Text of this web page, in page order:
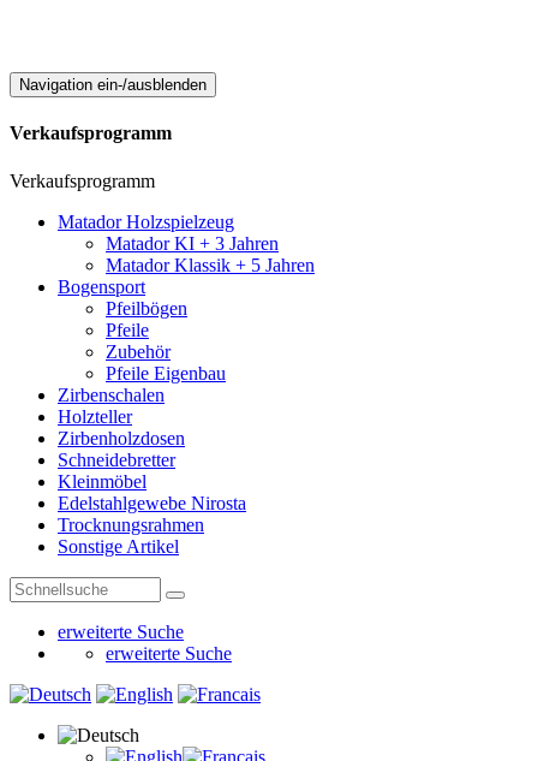
Navigation ein-/ausblenden
Verkaufsprogramm
Verkaufsprogramm
Matador Holzspielzeug
Matador KI + 3 Jahren
Matador Klassik + 5 Jahren
Bogensport
Pfeilbögen
Pfeile
Zubehör
Pfeile Eigenbau
Zirbenschalen
Holzteller
Zirbenholzdosen
Schneidebretter
Kleinmöbel
Edelstahlgewebe Nirosta
Trocknungsrahmen
Sonstige Artikel
erweiterte Suche
erweiterte Suche